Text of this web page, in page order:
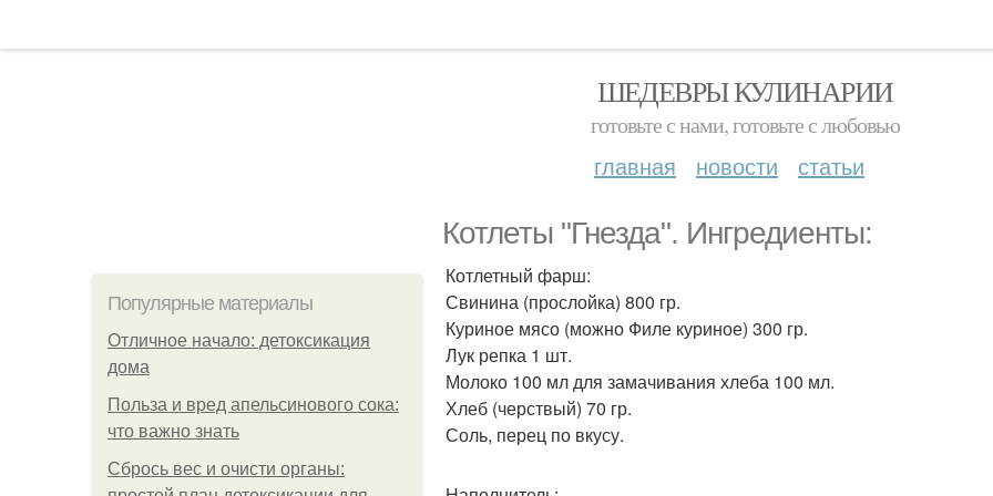
ШЕДЕВРЫ КУЛИНАРИИ
готовьте с нами, готовьте с любовью
главная новости статьи
Котлеты "Гнезда". Ингредиенты:
Популярные материалы
Отличное начало: детоксикация
дома
Польза и вред апельсинового сока:
что важно знать
Сбрось вес и очисти органы:
Котлетный фарш:
Свинина (прослойка) 800 гр.
Куриное мясо (можно Филе куриное) 300 гр.
Лук репка 1 шт.
Молоко 100 мл для замачивания хлеба 100 мл.
Хлеб (черствый) 70 гр.
Соль, перец по вкусу.